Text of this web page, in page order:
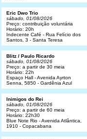
Eric Dwo Trio
sábado, 01/08/2026
Preço: contribuição voluntária
Horário: 20h
Indecente Café - Rua Felício dos
Santos, 3 - Santa Teresa
Blitz / Paulo Ricardo
sábado, 01/08/2026
Preço: a partir de 30 meia
Horário: 22h
Espaço Hall - Avenida Ayrton
Senna, 5850 - Gardênia Azul
Inimigos do Rei
sábado, 01/08/2026
Preço: a partir de 60 meia
Horário: 22h30
Blue Note Rio - Avenida Atlântica,
1910 - Copacabana